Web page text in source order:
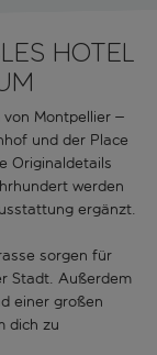
Hotel
Montpellier –
und der Place
Originaldetails
werden
ergänzt.
sorgen für
Stadt. Außerdem
einer großen
dich zu